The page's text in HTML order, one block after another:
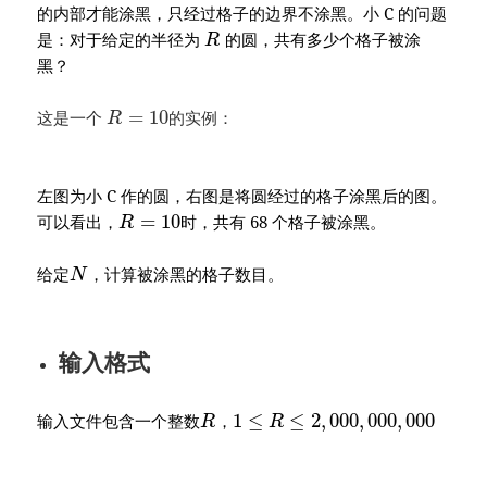
的内部才能涂黑，只经过格子的边界不涂黑。小 C 的问题
是：对于给定的半径为 R 的圆，共有多少个格子被涂
黑？
这是一个 R = 10的实例：
左图为小 C 作的圆，右图是将圆经过的格子涂黑后的图。
可以看出， R = 10时，共有 68个格子被涂黑。
给定N ，计算被涂黑的格子数目。
输入格式
输入文件包含一个整数R ， 1 ≤ R ≤ 2,000,000,000